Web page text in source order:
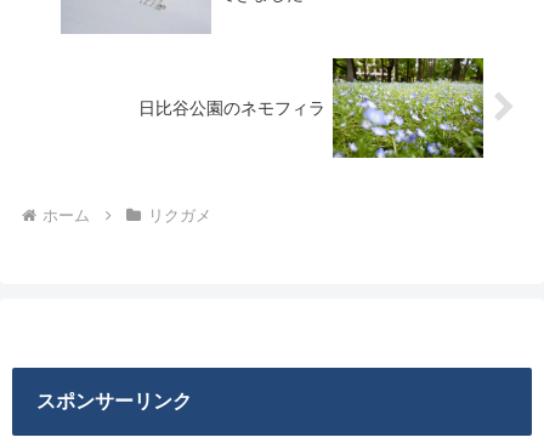
日比谷公園のネモフィラ
ホーム リクガメ
スポンサーリンク